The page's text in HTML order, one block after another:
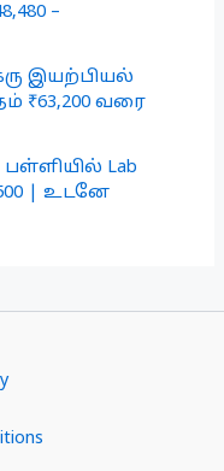
–
இயற்பியல்
₹63,200 வரை
Lab
| உடனே